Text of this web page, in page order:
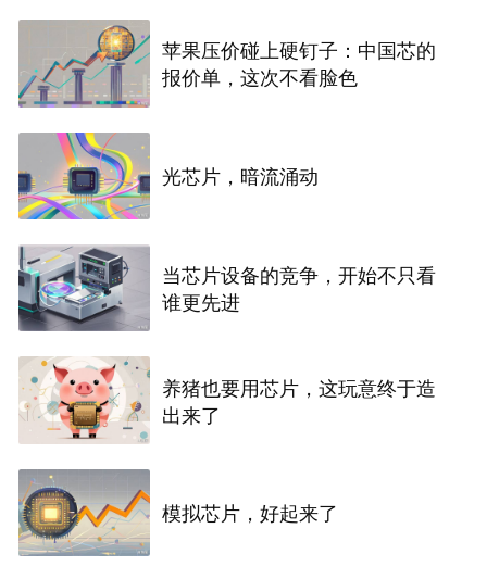
苹果压价碰上硬钉子：中国芯的
报价单，这次不看脸色
光芯片，暗流涌动
当芯片设备的竞争，开始不只看
谁更先进
养猪也要用芯片，这玩意终于造
出来了
模拟芯片，好起来了